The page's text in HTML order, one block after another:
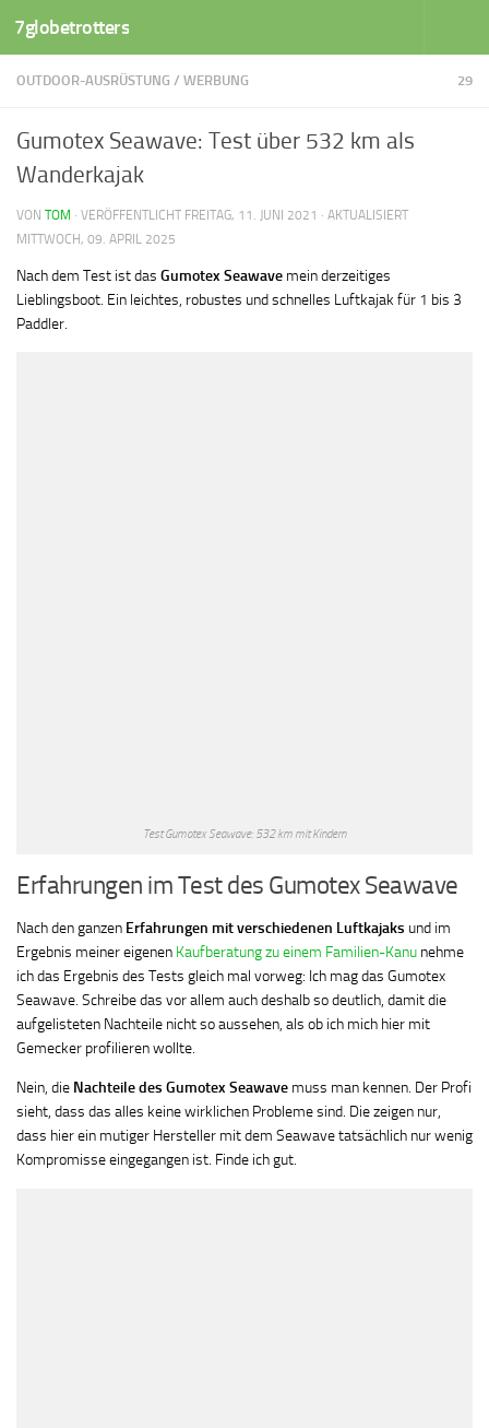
Zum Inhalt springen
7globetrotters
OUTDOOR-AUSRÜSTUNG / WERBUNG 29
Gumotex Seawave: Test über 532 km als
Wanderkajak
VON TOM · VERÖFFENTLICHT FREITAG, 11. JUNI 2021 · AKTUALISIERT
MITTWOCH, 09. APRIL 2025
Nach dem Test ist das Gumotex Seawave mein derzeitiges
Lieblingsboot. Ein leichtes, robustes und schnelles Luftkajak für 1 bis 3
Paddler.
Test Gumotex Seawave: 532 km mit Kindern
Erfahrungen im Test des Gumotex Seawave
Nach den ganzen Erfahrungen mit verschiedenen Luftkajaks und im
Ergebnis meiner eigenen Kaufberatung zu einem Familien-Kanu nehme
ich das Ergebnis des Tests gleich mal vorweg: Ich mag das Gumotex
Seawave. Schreibe das vor allem auch deshalb so deutlich, damit die
aufgelisteten Nachteile nicht so aussehen, als ob ich mich hier mit
Gemecker profilieren wollte.
Nein, die Nachteile des Gumotex Seawave muss man kennen. Der Profi
sieht, dass das alles keine wirklichen Probleme sind. Die zeigen nur,
dass hier ein mutiger Hersteller mit dem Seawave tatsächlich nur wenig
Kompromisse eingegangen ist. Finde ich gut.